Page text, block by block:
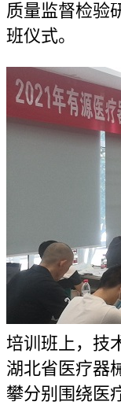
质量监督检验
班仪式。
培训班上，技
湖北省医疗器
攀分别围绕医